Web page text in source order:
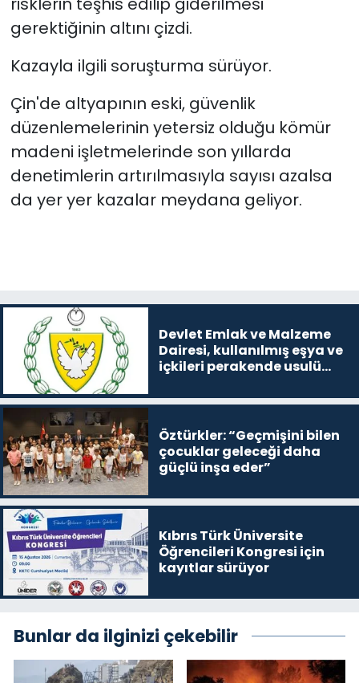
gerektiğinin altını çizdi.
Kazayla ilgili soruşturma sürüyor.
Çin'de altyapının eski, güvenlik
düzenlemelerinin yetersiz olduğu kömür
madeni işletmelerinde son yıllarda
denetimlerin artırılmasıyla sayısı azalsa
da yer yer kazalar meydana geliyor.
Devlet Emlak ve Malzeme
Dairesi, kullanılmış eşya ve
içkileri perakende usulü
Öztürkler: “Geçmişini bilen
çocuklar geleceği daha
güçlü inşa eder”
Kıbrıs Türk Üniversite
Öğrencileri Kongresi için
kayıtlar sürüyor
Bunlar da ilginizi çekebilir